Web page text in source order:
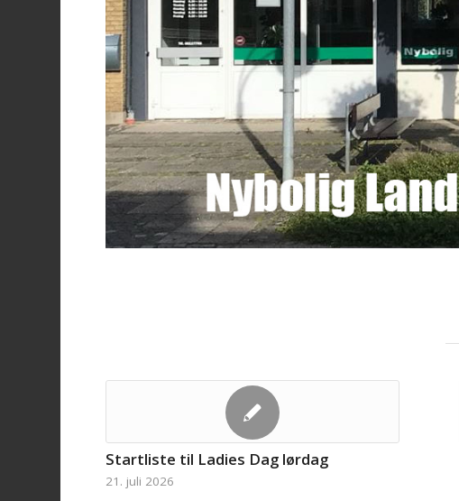
Startliste til Ladies Dag lørdag
21. juli 2026